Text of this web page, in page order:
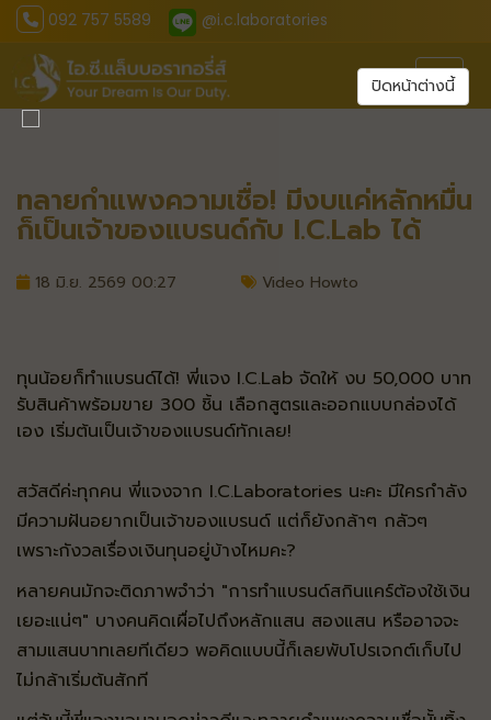
092 757 5589 @i.c.laboratories
ทลายกำแพงความเชื่อ! มีงบแค่หลักหมื่น
ก็เป็นเจ้าของแบรนด์กับ I.C.Lab ได้
18 มิ.ย. 2569 00:27 Video Howto
ทุนน้อยก็ทำแบรนด์ได้! พี่แจง I.C.Lab จัดให้ งบ 50,000 บาท
รับสินค้าพร้อมขาย 300 ชิ้น เลือกสูตรและออกแบบกล่องได้
เอง เริ่มต้นเป็นเจ้าของแบรนด์ทักเลย!
สวัสดีค่ะทุกคน พี่แจงจาก I.C.Laboratories นะคะ มีใครกำลัง
มีความฝันอยากเป็นเจ้าของแบรนด์ แต่ก็ยังกล้าๆ กลัวๆ
เพราะกังวลเรื่องเงินทุนอยู่บ้างไหมคะ?
หลายคนมักจะติดภาพจำว่า "การทำแบรนด์สกินแคร์ต้องใช้เงิน
เยอะแน่ๆ" บางคนคิดเผื่อไปถึงหลักแสน สองแสน หรืออาจจะ
สามแสนบาทเลยทีเดียว พอคิดแบบนี้ก็เลยพับโปรเจกต์เก็บไป
ไม่กล้าเริ่มต้นสักที
ปิดหน้าต่างนี้